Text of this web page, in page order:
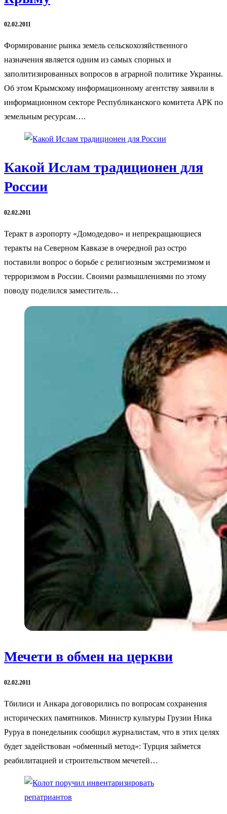
02.02.2011
Формирование рынка земель сельскохозяйственного
назначения является одним из самых спорных и
заполитизированных вопросов в аграрной политике Украины.
Об этом Крымскому информационному агентству заявили в
информационном секторе Республиканского комитета АРК по
земельным ресурсам….
Какой Ислам традиционен для
России
02.02.2011
Теракт в аэропорту «Домодедово» и непрекращающиеся
теракты на Северном Кавказе в очередной раз остро
поставили вопрос о борьбе с религиозным экстремизмом и
терроризмом в России. Своими размышлениями по этому
поводу поделился заместитель…
Мечети в обмен на церкви
02.02.2011
Тбилиси и Анкара договорились по вопросам сохранения
исторических памятников. Министр культуры Грузии Ника
Руруа в понедельник сообщил журналистам, что в этих целях
будет задействован «обменный метод»: Турция займется
реабилитацией и строительством мечетей…